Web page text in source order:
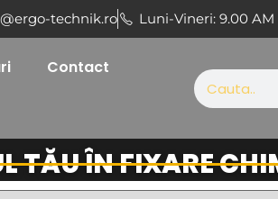
technik.ro Luni-Vineri: 9.00
Contact
TĂU ÎN FIXARE